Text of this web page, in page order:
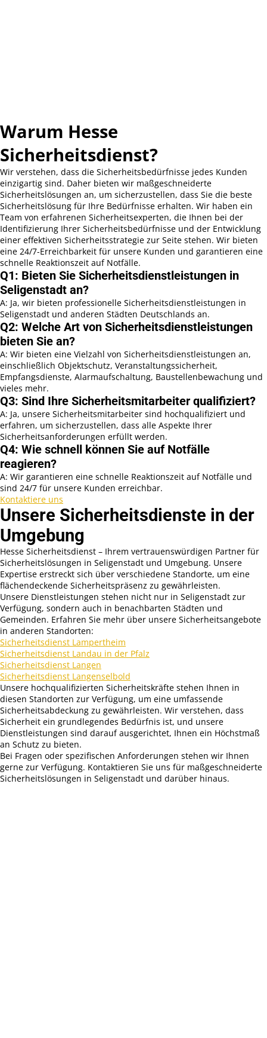
Warum Hesse
Sicherheitsdienst?
Wir verstehen, dass die Sicherheitsbedürfnisse jedes Kunden
einzigartig sind. Daher bieten wir maßgeschneiderte
Sicherheitslösungen an, um sicherzustellen, dass Sie die beste
Sicherheitslösung für Ihre Bedürfnisse erhalten. Wir haben ein
Team von erfahrenen Sicherheitsexperten, die Ihnen bei der
Identifizierung Ihrer Sicherheitsbedürfnisse und der Entwicklung
einer effektiven Sicherheitsstrategie zur Seite stehen. Wir bieten
eine 24/7-Erreichbarkeit für unsere Kunden und garantieren eine
schnelle Reaktionszeit auf Notfälle.
Q1: Bieten Sie Sicherheitsdienstleistungen in
Seligenstadt an?
A: Ja, wir bieten professionelle Sicherheitsdienstleistungen in
Seligenstadt und anderen Städten Deutschlands an.
Q2: Welche Art von Sicherheitsdienstleistungen
bieten Sie an?
A: Wir bieten eine Vielzahl von Sicherheitsdienstleistungen an,
einschließlich Objektschutz, Veranstaltungssicherheit,
Empfangsdienste, Alarmaufschaltung, Baustellenbewachung und
vieles mehr.
Q3: Sind Ihre Sicherheitsmitarbeiter qualifiziert?
A: Ja, unsere Sicherheitsmitarbeiter sind hochqualifiziert und
erfahren, um sicherzustellen, dass alle Aspekte Ihrer
Sicherheitsanforderungen erfüllt werden.
Q4: Wie schnell können Sie auf Notfälle
reagieren?
A: Wir garantieren eine schnelle Reaktionszeit auf Notfälle und
sind 24/7 für unsere Kunden erreichbar.
Kontaktiere uns
Unsere Sicherheitsdienste in der
Umgebung
Hesse Sicherheitsdienst – Ihrem vertrauenswürdigen Partner für
Sicherheitslösungen in Seligenstadt und Umgebung. Unsere
Expertise erstreckt sich über verschiedene Standorte, um eine
flächendeckende Sicherheitspräsenz zu gewährleisten.
Unsere Dienstleistungen stehen nicht nur in Seligenstadt zur
Verfügung, sondern auch in benachbarten Städten und
Gemeinden. Erfahren Sie mehr über unsere Sicherheitsangebote
in anderen Standorten:
Sicherheitsdienst Lampertheim
Sicherheitsdienst Landau in der Pfalz
Sicherheitsdienst Langen
Sicherheitsdienst Langenselbold
Unsere hochqualifizierten Sicherheitskräfte stehen Ihnen in
diesen Standorten zur Verfügung, um eine umfassende
Sicherheitsabdeckung zu gewährleisten. Wir verstehen, dass
Sicherheit ein grundlegendes Bedürfnis ist, und unsere
Dienstleistungen sind darauf ausgerichtet, Ihnen ein Höchstmaß
an Schutz zu bieten.
Bei Fragen oder spezifischen Anforderungen stehen wir Ihnen
gerne zur Verfügung. Kontaktieren Sie uns für maßgeschneiderte
Sicherheitslösungen in Seligenstadt und darüber hinaus.